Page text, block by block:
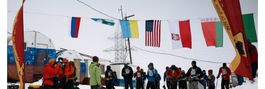
Куртки
Брюки
Флисовая одежда
Куртки
Брюки
Жилеты
Термобелье
Теплое термобелье